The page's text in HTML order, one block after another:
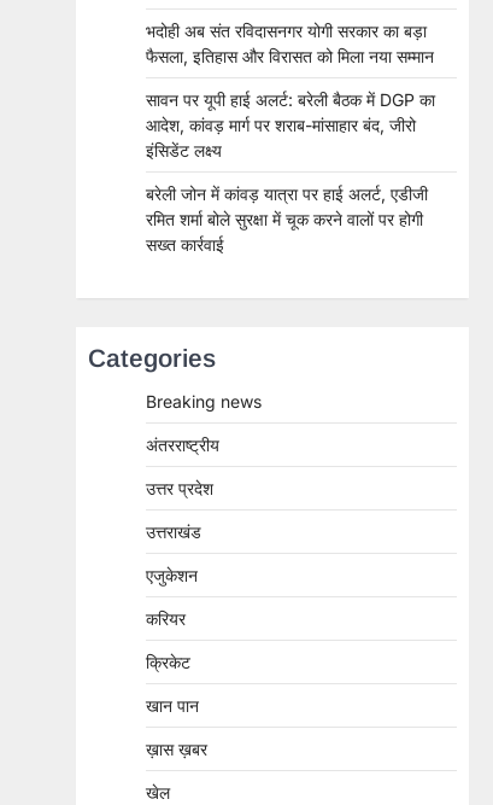
भदोही अब संत रविदासनगर योगी सरकार का बड़ा
फैसला, इतिहास और विरासत को मिला नया सम्मान
सावन पर यूपी हाई अलर्ट: बरेली बैठक में DGP का
आदेश, कांवड़ मार्ग पर शराब-मांसाहार बंद, जीरो
इंसिडेंट लक्ष्य
बरेली जोन में कांवड़ यात्रा पर हाई अलर्ट, एडीजी
रमित शर्मा बोले सुरक्षा में चूक करने वालों पर होगी
सख्त कार्रवाई
Categories
Breaking news
अंतरराष्ट्रीय
उत्तर प्रदेश
उत्तराखंड
एजुकेशन
करियर
क्रिकेट
खान पान
ख़ास ख़बर
खेल